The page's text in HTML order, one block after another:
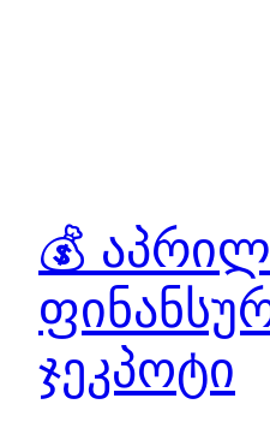
💰
ჯეკპოტი